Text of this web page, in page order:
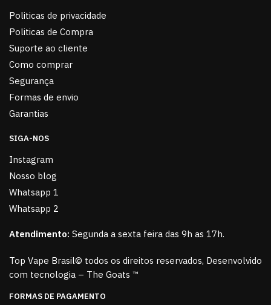
Politicas de privacidade
Politicas de Compra
Suporte ao cliente
Como comprar
Segurança
Formas de envio
Garantias
SIGA-NOS
Instagram
Nosso blog
Whatsapp 1
Whatsapp 2
Atendimento: Segunda a sexta feira das 9h as 17h.
Top Vape Brasil© todos os direitos reservados, Desenvolvido
com tecnologia – The Goats ™
FORMAS DE PAGAMENTO